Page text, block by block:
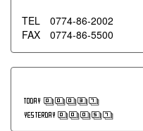
TEL 0774-86-2002
FAX 0774-86-5500